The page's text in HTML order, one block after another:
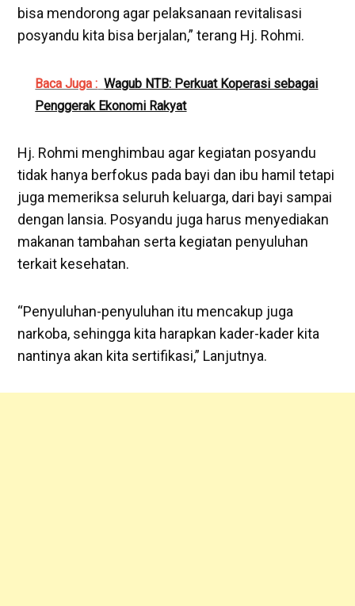
bisa mendorong agar pelaksanaan revitalisasi
posyandu kita bisa berjalan,” terang Hj. Rohmi.
Baca Juga : Wagub NTB: Perkuat Koperasi sebagai
Penggerak Ekonomi Rakyat
Hj. Rohmi menghimbau agar kegiatan posyandu
tidak hanya berfokus pada bayi dan ibu hamil tetapi
juga memeriksa seluruh keluarga, dari bayi sampai
dengan lansia. Posyandu juga harus menyediakan
makanan tambahan serta kegiatan penyuluhan
terkait kesehatan.
“Penyuluhan-penyuluhan itu mencakup juga
narkoba, sehingga kita harapkan kader-kader kita
nantinya akan kita sertifikasi,” Lanjutnya.